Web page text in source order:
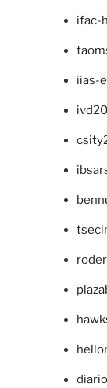
ifac-
iias-